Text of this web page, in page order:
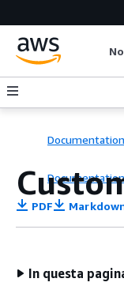
Documentation
Documentation
PDF
In questa